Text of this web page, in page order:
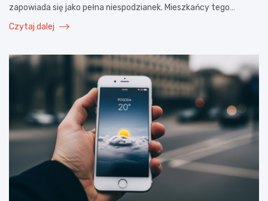
zapowiada się jako pełna niespodzianek. Mieszkańcy tego…
Czytaj dalej